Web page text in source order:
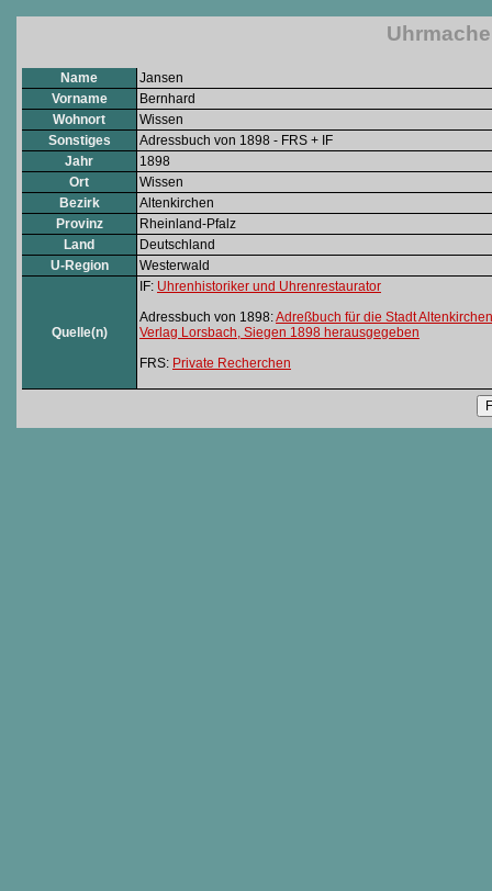
Name
Jansen
Vorname
Bernhard
Wohnort
Wissen
Sonstiges
Adressbuch von 1898 - FRS + IF
Jahr
1898
Ort
Wissen
Bezirk
Altenkirchen
Provinz
Rheinland-Pfalz
Land
Deutschland
U-Region
Westerwald
Quelle(n)
IF: Uhrenhistoriker und Uhrenrestaurator
Adressbuch von 1898:Adreßbuch für die Stadt
Verlag Lorsbach, Siegen 1898 herausgegeben
FRS: Private Recherchen